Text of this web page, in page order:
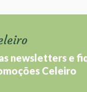
newsletters e
Celeiro